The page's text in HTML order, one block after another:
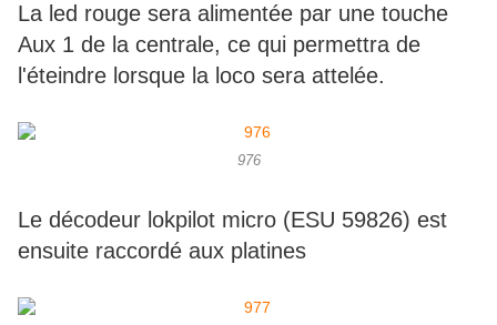
La led rouge sera alimentée par une touche
Aux 1 de la centrale, ce qui permettra de
l'éteindre lorsque la loco sera attelée.
976
Le décodeur lokpilot micro (ESU 59826) est
ensuite raccordé aux platines